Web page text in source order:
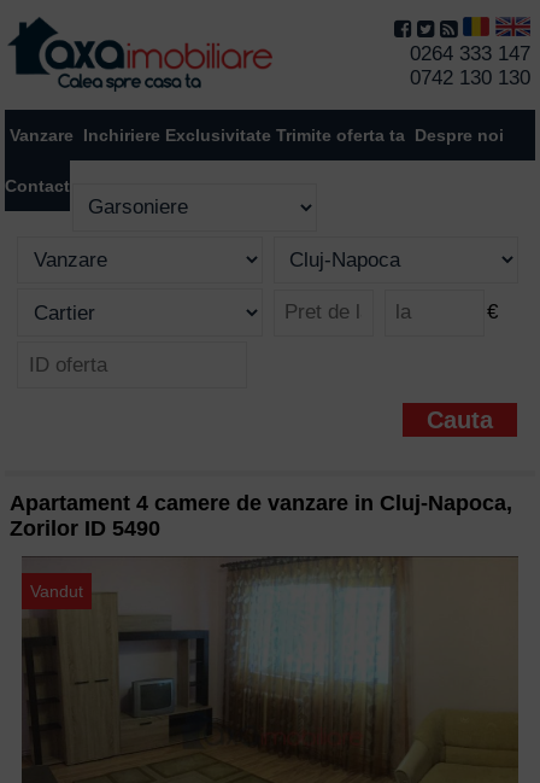
0264 333 147
0742 130 130
Vanzare Inchiriere Exclusivitate Trimite oferta ta Despre noi
Contact
€
Apartament 4 camere de vanzare in Cluj-Napoca,
Zorilor ID 5490
Vandut